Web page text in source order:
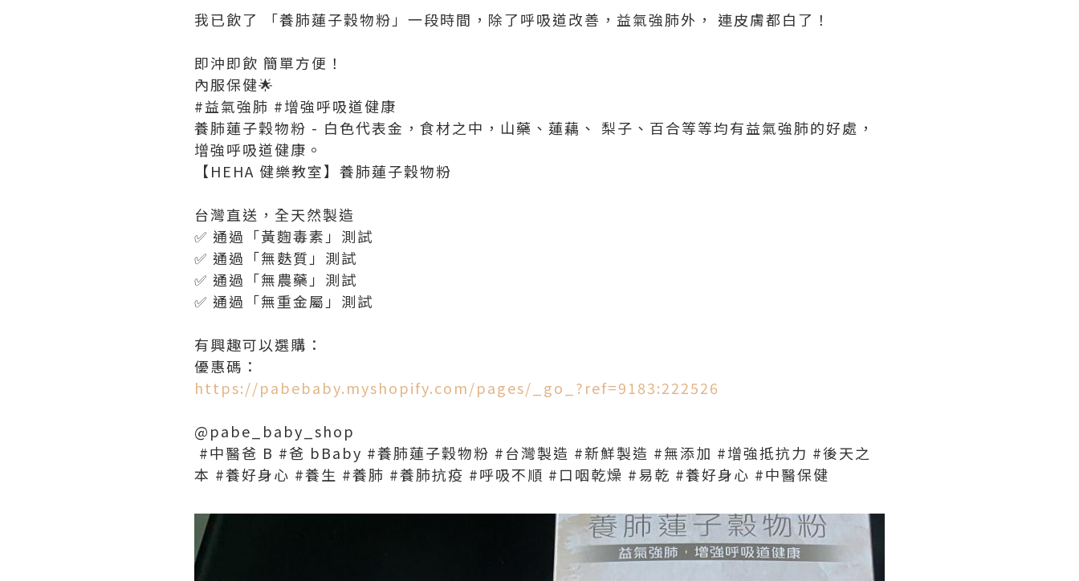
我已飲了 「養肺蓮子穀物粉」一段時間，除了呼吸道改善，益氣強肺外， 連皮膚都白了！
即沖即飲 簡單方便！
內服保健🌟
#益氣強肺 #增強呼吸道健康
養肺蓮子穀物粉 - 白色代表金，食材之中，山藥、蓮藕、 梨子、百合等等均有益氣強肺的好處，
增強呼吸道健康。
【HEHA 健樂教室】養肺蓮子穀物粉
台灣直送，全天然製造
✅ 通過「黃麴毒素」測試
✅ 通過「無麩質」測試
✅ 通過「無農藥」測試
✅ 通過「無重金屬」測試
有興趣可以選購：
優惠碼：
https://pabebaby.myshopify.com/pages/_go_?ref=9183:222526
@pabe_baby_shop
#中醫爸 B #爸 bBaby #養肺蓮子穀物粉 #台灣製造 #新鮮製造 #無添加 #增強抵抗力 #後天之
本 #養好身心 #養生 #養肺 #養肺抗疫 #呼吸不順 #口咽乾燥 #易乾 #養好身心 #中醫保健